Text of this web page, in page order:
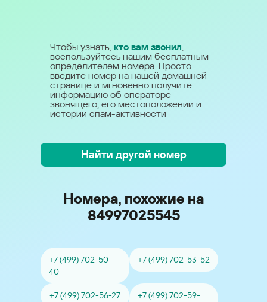
Чтобы узнать, кто вам звонил,
воспользуйтесь нашим бесплатным
определителем номера. Просто
введите номер на нашей домашней
странице и мгновенно получите
информацию об операторе
звонящего, его местоположении и
истории спам-активности
Найти другой номер
Номера, похожие на
84997025545
+7 (499) 702-50-
40
+7 (499) 702-53-52
+7 (499) 702-56-27
+7 (499) 702-59-